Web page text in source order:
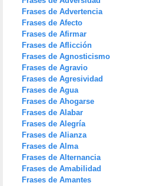
Frases de Advertencia
Frases de Afecto
Frases de Afirmar
Frases de Aflicción
Frases de Agnosticismo
Frases de Agravio
Frases de Agresividad
Frases de Agua
Frases de Ahogarse
Frases de Alabar
Frases de Alegría
Frases de Alianza
Frases de Alma
Frases de Alternancia
Frases de Amabilidad
Frases de Amantes